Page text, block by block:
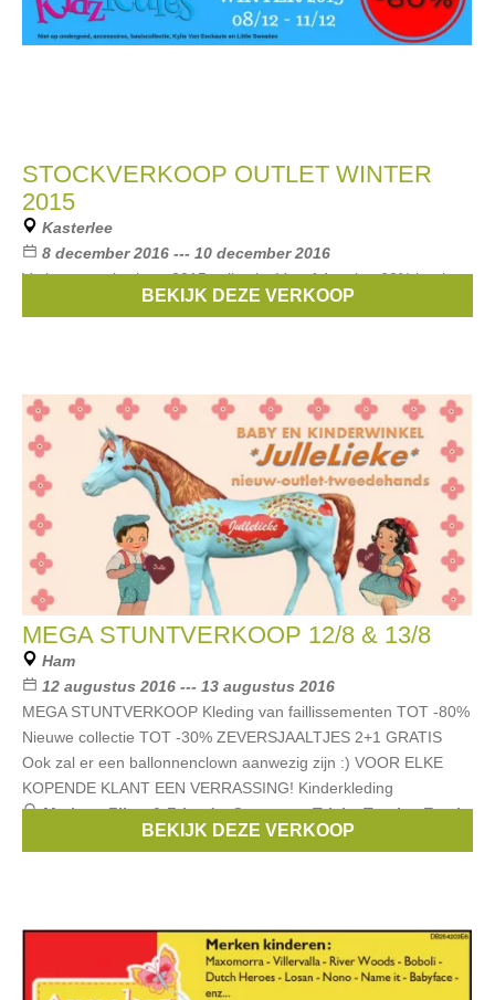
STOCKVERKOOP OUTLET WINTER
2015
Kasterlee
8 december 2016 --- 10 december 2016
Verkoop stock winter 2015 collectie. Vanaf 4 stuks -60% korting.
Noppies,Babyface,IKKS,CKS,Geisha
BEKIJK DEZE VERKOOP
MEGA STUNTVERKOOP 12/8 & 13/8
Ham
12 augustus 2016 --- 13 augustus 2016
MEGA STUNTVERKOOP Kleding van faillissementen TOT -80%
Nieuwe collectie TOT -30% ZEVERSJAALTJES 2+1 GRATIS
Ook zal er een ballonnenclown aanwezig zijn :) VOOR ELKE
KOPENDE KLANT EEN VERRASSING! Kinderkleding
Merken:Filou & Friends,Someone,Tricky Tracks,Emoi,
BEKIJK DEZE VERKOOP